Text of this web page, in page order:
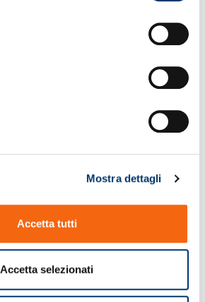
Mostra dettagli
Accetta tutti
Accetta selezionati
2490.94.14.03000.
2490.94.14.03000.010